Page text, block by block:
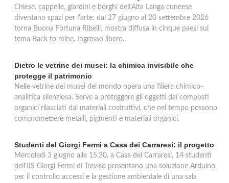
Chiese, cappelle, giardini e borghi dell'Alta Langa cuneese
diventano spazi per l'arte: dal 27 giugno al 20 settembre 2026
torna Buona Fortuna Ribelli, mostra diffusa in cinque paesi sul
tema Back to mine. Ingresso libero.
Dietro le vetrine dei musei: la chimica invisibile che
protegge il patrimonio
Nelle vetrine dei musei del mondo opera una filiera chimico-
analitica silenziosa. Serve a proteggere gli oggetti dai composti
organici rilasciati dai materiali costruttivi, che nel tempo possono
compromettere metalli, pigmenti e materiali organici.
Studenti del Giorgi Fermi a Casa dei Carraresi: il progetto
Mercoledì 3 giugno alle 15.30, a Casa dei Carraresi, 14 studenti
dell'IIS Giorgi Fermi di Treviso presentano una soluzione Arduino
per il controllo accessi e la gestione ambientale di una sala